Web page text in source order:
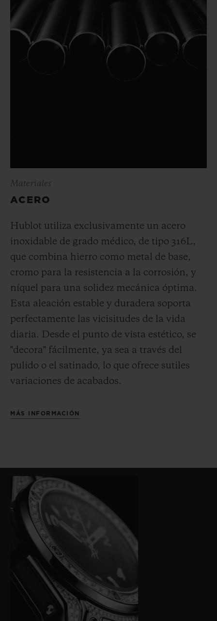
Materiales
ACERO
Hublot utiliza exclusivamente un acero
inoxidable de grado médico, de tipo 316L,
que combina hierro como metal de base,
cromo para la resistencia a la corrosión, y
níquel para una solidez mecánica óptima.
Esta aleación estable y duradera soporta
perfectamente las vicisitudes de la vida
diaria. Desde el punto de vista estético, se
"decora" fácilmente, ya sea a través del
pulido o el satinado, lo que ofrece sutiles
variaciones de acabados.
MÁS INFORMACIÓN